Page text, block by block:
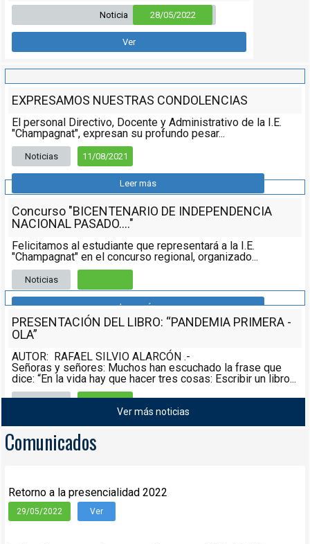
Noticia 28/05/2022
Ver
EXPRESAMOS NUESTRAS CONDOLENCIAS
El personal Directivo, Docente y Administrativo de la I.E.
"Champagnat", expresan su profundo pesar...
Noticias 11/08/2021
Leer más
Concurso "BICENTENARIO DE INDEPENDENCIA
NACIONAL PASADO...."
Felicitamos al estudiante que representará a la I.E.
"Champagnat" en el concurso regional, organizado...
Noticias
Leer más
PRESENTACIÓN DEL LIBRO: “PANDEMIA PRIMERA -
OLA”
AUTOR: RAFAEL SILVIO ALARCÓN .-
Señoras y señores: Muchos han escuchado la frase que
dice: “En la vida hay que hacer tres cosas: Escribir un libro...
Leer más
Ver más noticias
Comunicados
Retorno a la presencialidad 2022
29/05/2022 Ver